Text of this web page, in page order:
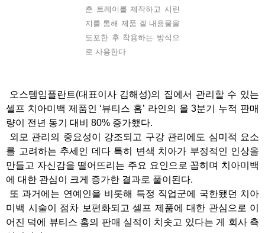
춘 트레이를 제작하고 시린
지를 통해 제품 겔 내용물을
도포한 후 착용하는 방식으
로 사용한다
오스템임플란트(대표이사 김해성)의 집에서 관리할 수 있는
셀프 치아미백 제품인 ‘뷰티스 홈’ 라인의 올 3분기 누적 판매
량이 전년 동기 대비 80% 증가했다.
외모 관리의 중요성이 강조되고 구강 관리에도 심미적 요소
를 고려하는 추세인 데다 특히 변색 치아가 부정적인 인상을
만들고 자신감을 떨어뜨리는 주요 요인으로 꼽히며 치아미백
에 대한 관심이 크게 증가한 결과로 풀이된다.
또 과거에는 연예인을 비롯해 특정 직업군에 국한됐던 치아
미백 시술이 점차 보편화되고 셀프 제품에 대한 관심으로 이
어진 덕에 뷰티스 홈의 판매 실적이 치솟고 있다는 게 회사 측